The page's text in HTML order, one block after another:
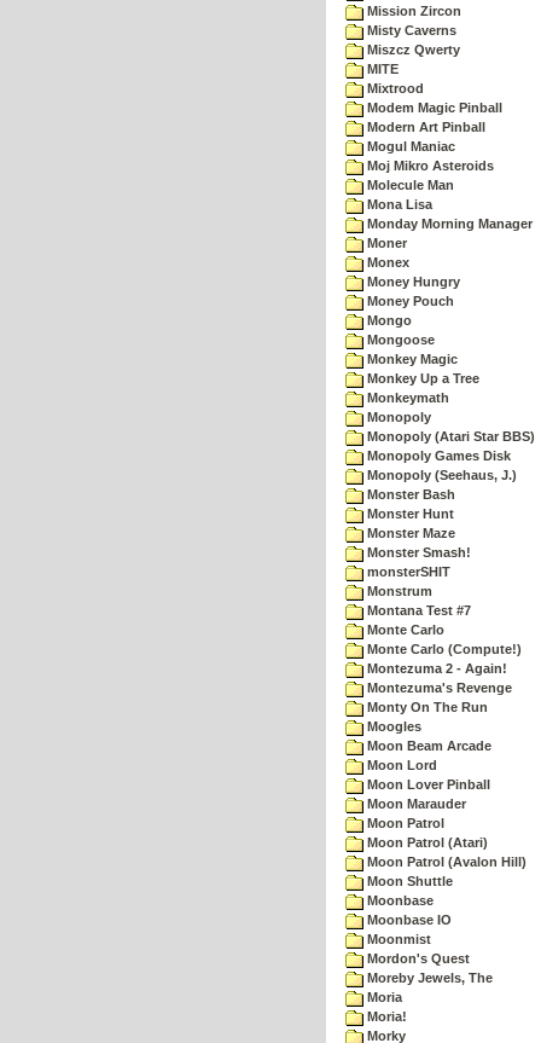
Mission Zircon
Misty Caverns
Miszcz Qwerty
MITE
Mixtrood
Modem Magic Pinball
Modern Art Pinball
Mogul Maniac
Moj Mikro Asteroids
Molecule Man
Mona Lisa
Monday Morning Manager
Moner
Monex
Money Hungry
Money Pouch
Mongo
Mongoose
Monkey Magic
Monkey Up a Tree
Monkeymath
Monopoly
Monopoly (Atari Star BBS)
Monopoly Games Disk
Monopoly (Seehaus, J.)
Monster Bash
Monster Hunt
Monster Maze
Monster Smash!
monsterSHIT
Monstrum
Montana Test #7
Monte Carlo
Monte Carlo (Compute!)
Montezuma 2 - Again!
Montezuma's Revenge
Monty On The Run
Moogles
Moon Beam Arcade
Moon Lord
Moon Lover Pinball
Moon Marauder
Moon Patrol
Moon Patrol (Atari)
Moon Patrol (Avalon Hill)
Moon Shuttle
Moonbase
Moonbase IO
Moonmist
Mordon's Quest
Moreby Jewels, The
Moria
Moria!
Morky